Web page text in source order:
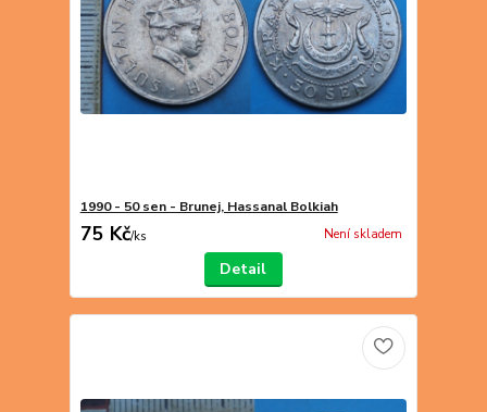
1990 - 50 sen - Brunej, Hassanal Bolkiah
75 Kč/ks Není skladem
Detail